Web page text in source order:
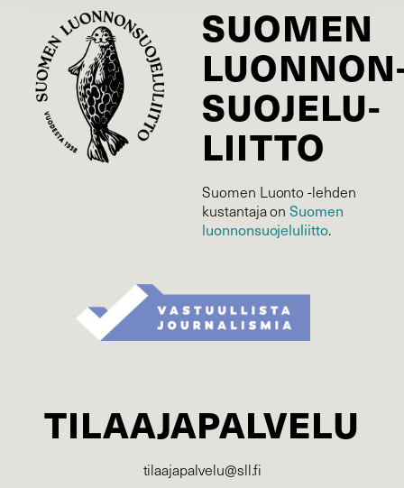
SUOMEN
SUOJELU­
LIITTO
Suomen Luonto -lehden
kustantaja onSuomen
luonnonsuojelu­liitto.
TILAAJAPALVELU
tilaajapalvelu@sll.fi